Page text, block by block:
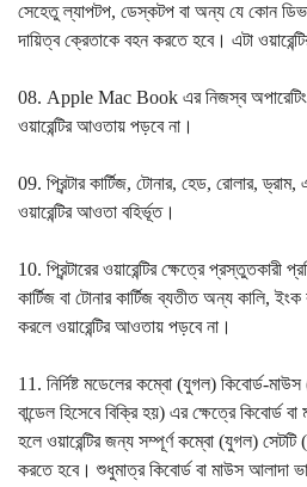
সেহেতু ল্যাপটপ, ডেস্কটপ বা অন্য যে কোন
দায়িত্ব ক্রেতাকে বহন করতে হবে। এটা
08. Apple Mac Book এর নিজস্ব অপারেটিং
ওয়ারেন্টির আওতায় পড়বে না।
09. প্রিন্টার কার্টিজ, টোনার, হেড, রোলার, ড্রাম,
ওয়ারেন্টির আওতা বহির্ভূত।
10. প্রিন্টারের ওয়ারেন্টির ক্ষেত্রে প্রস্তুতকারী
কার্টিজ বা টোনার কার্টিজ ব্যতীত অন্য কালি, ইংক
করলে ওয়ারেন্টির আওতায় পড়বে না।
11. নির্দিষ্ট মডেলের কম্বো (যুগল) কিবোর্ড-
বান্ডেল হিসেবে বিক্রি হয়) এর ক্ষেত্রে কিবোর্ড
হলে ওয়ারেন্টির জন্য সম্পূর্ণ কম্বো (যুগল)
করতে হবে। শুধুমাত্র কিবোর্ড বা মাউস আলাদা